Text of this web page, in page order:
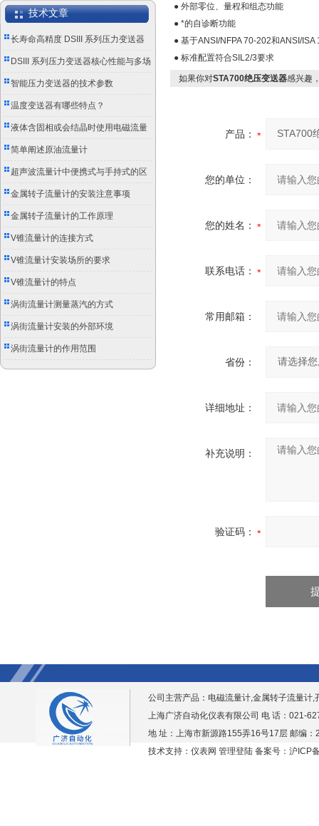
技术文章
长寿命高精度 DSIII 系列压力变送器
成工业测控优选
DSIII 系列压力变送器核心性能与多场
景应用实践
智能压力变送器的技术参数
温度变送器有哪些特点？
液体含固相或会结晶时使用电磁流量
计的注意事项
简单阐述原油流量计
超声波流量计中便携式与手持式的区
别
金属转子流量计的安装注意事项
金属转子流量计的工作原理
V锥流量计的连接方式
V锥流量计安装场所的要求
V锥流量计的特点
涡街流量计测量蒸汽的方式
涡街流量计安装的外部环境
涡街流量计的作用范围
● 外部零位、量程和组态功能
● *的自诊断功能
● 基于ANSI/NFPA 70-202和ANSI/
● 标准配置符合SIL2/3要求
如果你对STA700绝压变送器感兴趣
产品：
您的单位：
您的姓名：
联系电话：
常用邮箱：
省份：
详细地址：
补充说明：
验证码：
公司主营产品： 电磁流量计,金属转子流量计
上海广济自动化仪表有限公司 电 话：021-
地 址：上海市新源路155弄16号17层 邮编：
技术支持：仪表网 管理登陆 备案号：沪ICP